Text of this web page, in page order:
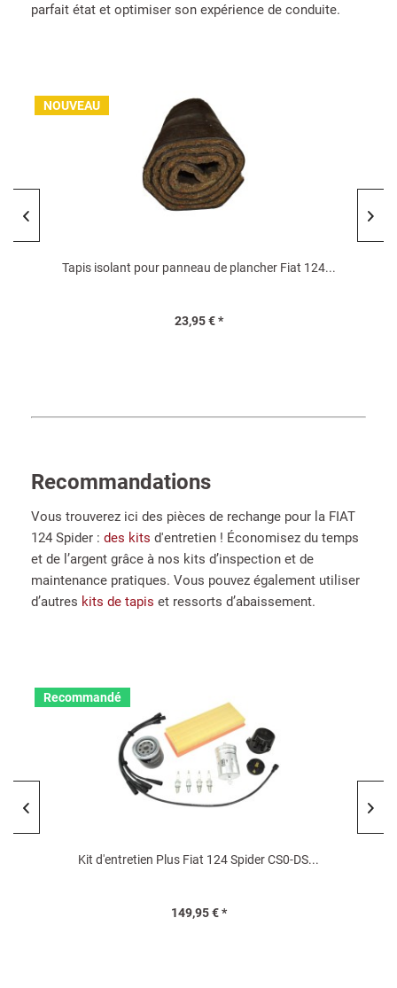
parfait état et optimiser son expérience de conduite.
NOUVEAU
Tapis isolant pour panneau de plancher Fiat 124...
23,95 € *
Recommandations
Vous trouverez ici des pièces de rechange pour la FIAT
124 Spider : des kits d'entretien ! Économisez du temps
et de l’argent grâce à nos kits d’inspection et de
maintenance pratiques. Vous pouvez également utiliser
d’autres kits de tapis et ressorts d’abaissement.
Recommandé
Kit d'entretien Plus Fiat 124 Spider CS0-DS...
149,95 € *